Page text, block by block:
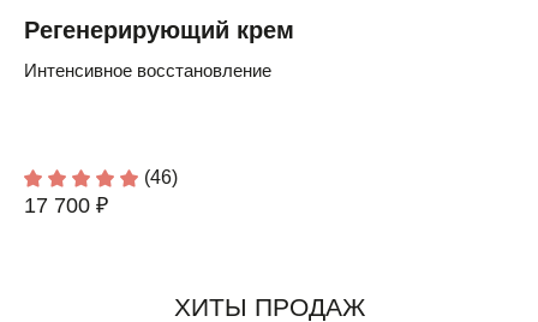
Регенерирующий крем
Интенсивное восстановление
(46)
17 700 ₽
ХИТЫ ПРОДАЖ